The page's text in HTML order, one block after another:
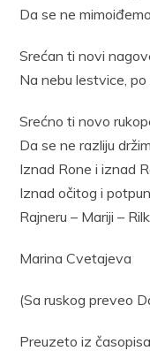
Da se ne
Srećan ti novi
Na nebu lestvice, po
Srećno ti novo
Da se ne razliju
Iznad Rone i iznad
Iznad očitog i
Rajneru – Mariji –
Marina Cvetajeva
(Sa ruskog preveo
Preuzeto iz